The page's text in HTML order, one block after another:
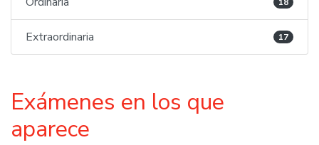
Extraordinaria 17
Exámenes en los que
aparece